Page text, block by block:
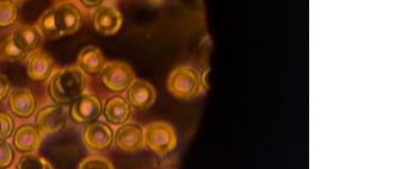
stresului de la locul de munca sau pe
aceste simptome, alaturi de altele, pot
byDoctor D.30 martie 2021